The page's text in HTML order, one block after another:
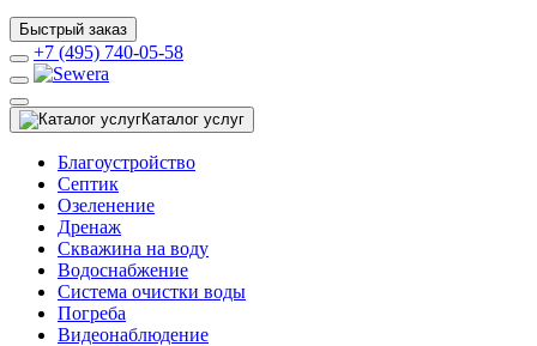
Быстрый заказ
+7 (495) 740-05-58
Каталог услуг
Благоустройство
Септик
Озеленение
Дренаж
Скважина на воду
Водоснабжение
Система очистки воды
Погреба
Видеонаблюдение